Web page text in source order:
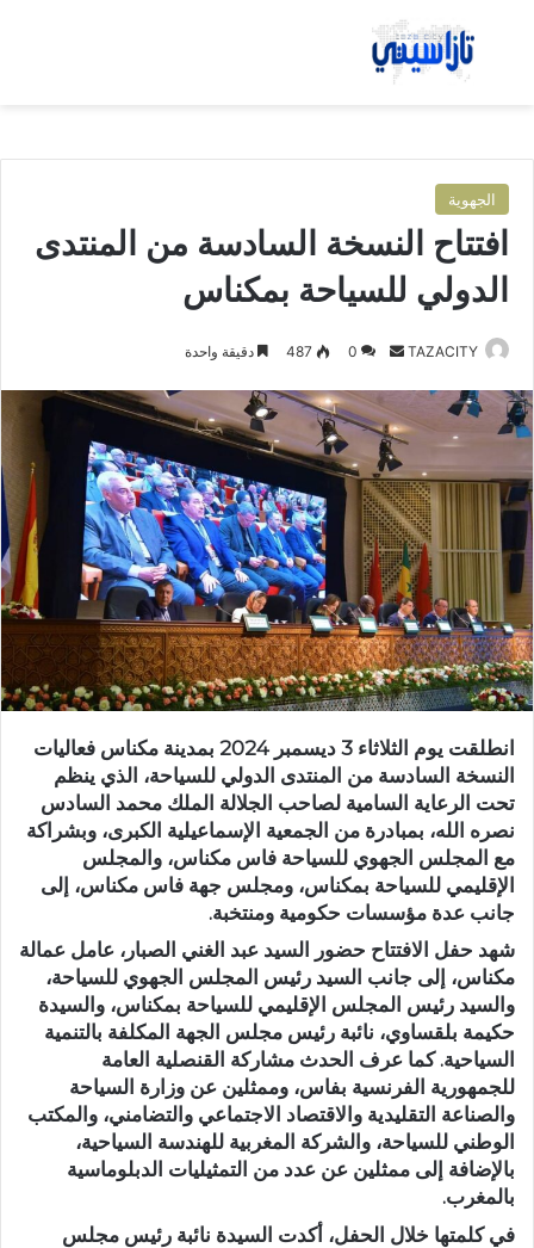
بحث عن
الجهوية
افتتاح النسخة السادسة من المنتدى
الدولي للسياحة بمكناس
TAZACITY
س
ل
ب
ر
ي
د
ا
إ
ل
ك
ت
و
ن
ي
ا
0
487 دقيقة واحدة
انطلقت يوم الثلاثاء 3 ديسمبر 2024 بمدينة مكناس فعاليات
النسخة السادسة من المنتدى الدولي للسياحة، الذي ينظم
تحت الرعاية السامية لصاحب الجلالة الملك محمد السادس
نصره الله، بمبادرة من الجمعية الإسماعيلية الكبرى، وبشراكة
مع المجلس الجهوي للسياحة فاس مكناس، والمجلس
الإقليمي للسياحة بمكناس، ومجلس جهة فاس مكناس، إلى
جانب عدة مؤسسات حكومية ومنتخبة.
شهد حفل الافتتاح حضور السيد عبد الغني الصبار، عامل عمالة
مكناس، إلى جانب السيد رئيس المجلس الجهوي للسياحة،
والسيد رئيس المجلس الإقليمي للسياحة بمكناس، والسيدة
حكيمة بلقساوي، نائبة رئيس مجلس الجهة المكلفة بالتنمية
السياحية. كما عرف الحدث مشاركة القنصلية العامة
للجمهورية الفرنسية بفاس، وممثلين عن وزارة السياحة
والصناعة التقليدية والاقتصاد الاجتماعي والتضامني، والمكتب
الوطني للسياحة، والشركة المغربية للهندسة السياحية،
بالإضافة إلى ممثلين عن عدد من التمثيليات الدبلوماسية
بالمغرب.
في كلمتها خلال الحفل، أكدت السيدة نائبة رئيس مجلس